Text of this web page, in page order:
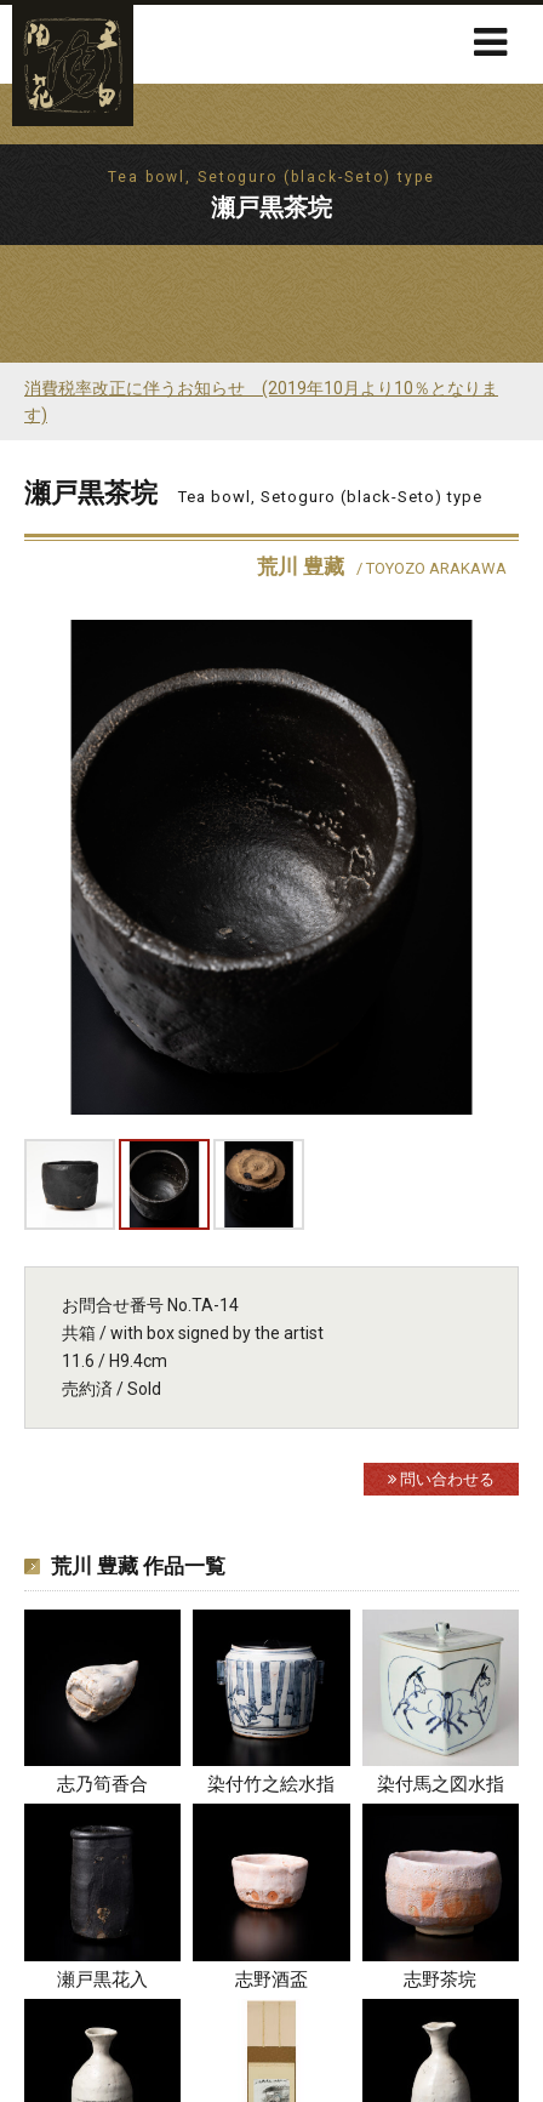
Tea bowl, Setoguro (black-Seto) type
瀬戸黒茶垸
消費税率改正に伴うお知らせ (2019年10月より10％となりま
す)
瀬戸黒茶垸 Tea bowl, Setoguro (black-Seto) type
荒川 豊藏 / TOYOZO ARAKAWA
お問合せ番号 No.TA-14
共箱 / with box signed by the artist
11.6 / H9.4cm
売約済 / Sold
問い合わせる
荒川 豊藏 作品一覧
志乃筍香合 染付竹之絵水指 染付馬之図水指
瀬戸黒花入 志野酒盃 志野茶垸